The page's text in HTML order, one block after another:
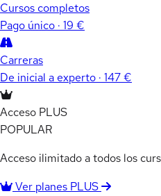
Cursos completos
Pago único · 19 €
Carreras
De inicial a experto · 147 €
Acceso PLUS
POPULAR
Acceso ilimitado a todos los
Ver planes PLUS